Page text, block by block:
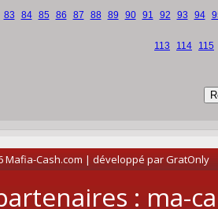
83 84 85 86 87 88 89 90 91 92 93 94
113 114 115
Mafia-Cash.com | développé parGratOnly
: ma-